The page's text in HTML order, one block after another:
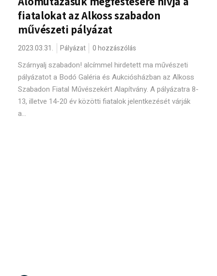
fiatalokat az Alkoss szabadon
művészeti pályázat
2023.03.31. Pályázat 0 hozzászólás
Szárnyalj szabadon! alcímmel hirdetett ma művészeti
pályázatot a Bodó Galéria és Aukciósházban az Alkoss
Szabadon Fiatal Művészekért Alapítvány. A pályázatra 8-
13, illetve 14-20 év közötti fiatalok jelentkezését várják
a...